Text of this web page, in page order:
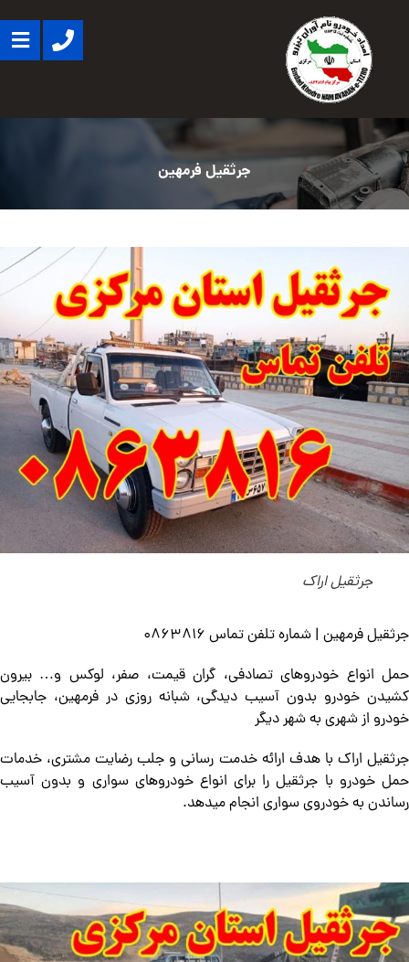
جرثقیل فرمهین
جرثقیل اراک
جرثقیل فرمهین | شماره تلفن تماس 0863816
حمل انواع خودروهای تصادفی، گران قیمت، صفر، لوکس و… بیرون
کشیدن خودرو بدون آسیب دیدگی، شبانه روزی در فرمهین، جابجایی
خودرو از شهری به شهر دیگر
جرثقیل اراک با هدف ارائه خدمت رسانی و جلب رضایت مشتری، خدمات
حمل خودرو با جرثقیل را برای انواع خودروهای سواری و بدون آسیب
رساندن به خودروی سواری انجام میدهد.